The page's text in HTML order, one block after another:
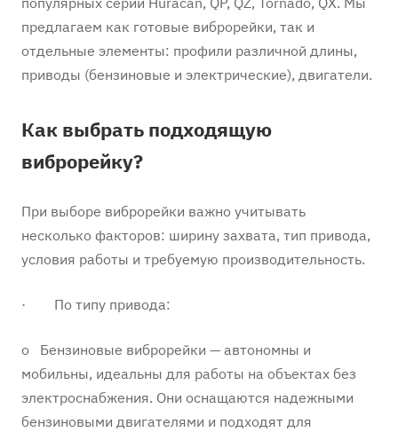
предлагаем как готовые виброрейки, так и
отдельные элементы: профили различной длины,
приводы (бензиновые и электрические), двигатели.
Как выбрать подходящую
виброрейку?
При выборе виброрейки важно учитывать
несколько факторов: ширину захвата, тип привода,
условия работы и требуемую производительность.
· По типу привода:
o Бензиновые виброрейки — автономны и
мобильны, идеальны для работы на объектах без
электроснабжения. Они оснащаются надежными
бензиновыми двигателями и подходят для